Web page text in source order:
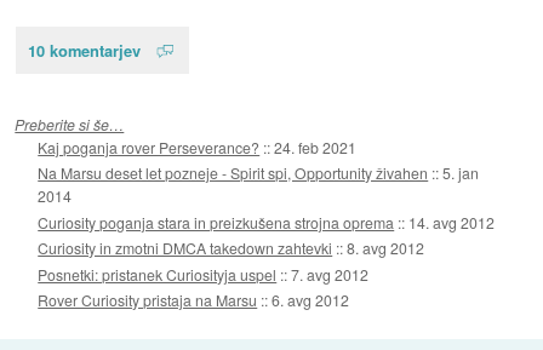
10 komentarjev
Preberite si še…
Kaj poganja rover Perseverance? ::24. feb 2021
Na Marsu deset let pozneje - Spirit spi, Opportunity živahen ::5. jan
2014
Curiosity poganja stara in preizkušena strojna oprema :: 14. avg 2012
Curiosity in zmotni DMCA takedown zahtevki ::8. avg 2012
Posnetki: pristanek Curiosityja uspel ::7. avg 2012
Rover Curiosity pristaja na Marsu ::6. avg 2012